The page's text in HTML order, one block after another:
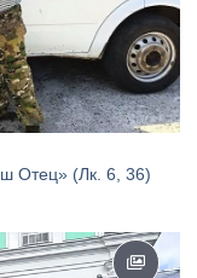
Отец» (Лк. 6, 36)